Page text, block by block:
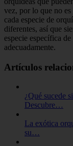
vez, por lo que no
cada especie de
diferentes, así que
especie específica
adecuadamente.
Artículos
¿Qué sucede
Descubre…
La exótica
su…